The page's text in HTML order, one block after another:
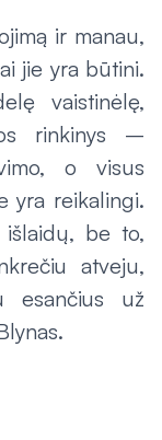
ir manau,
jie yra būtini.
vaistinėlę,
rinkinys –
o visus
yra reikalingi.
be to,
atveju,
esančius už